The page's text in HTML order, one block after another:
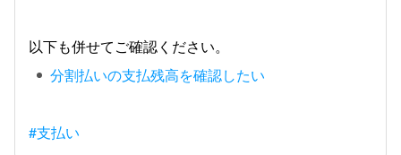
以下も併せてご確認ください。
分割払いの支払残高を確認したい
#支払い